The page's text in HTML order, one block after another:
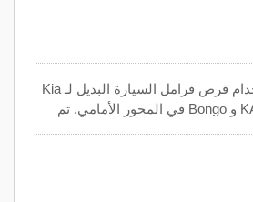
يتم استخدام قرص فرامل السيارة البديل لـ Kia
KAON 2.9 و Bongo في المحور الأمامي. تم